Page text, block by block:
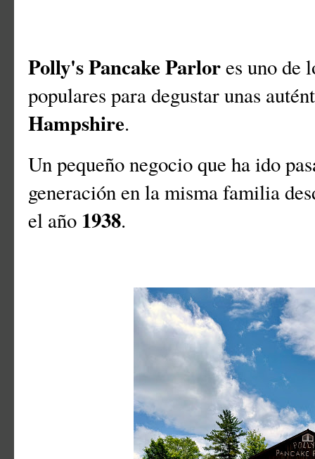
Polly's Pancake Parlores uno de
populares para degustar unas
Hampshire.
Un pequeño negocio que ha ido
generación en la misma familia
el año 1938.